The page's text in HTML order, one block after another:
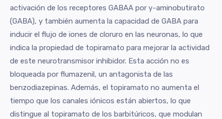
activación de los receptores GABAA por γ-aminobutirato
(GABA), y también aumenta la capacidad de GABA para
inducir el flujo de iones de cloruro en las neuronas, lo que
indica la propiedad de topiramato para mejorar la actividad
de este neurotransmisor inhibidor. Esta acción no es
bloqueada por flumazenil, un antagonista de las
benzodiazepinas. Además, el topiramato no aumenta el
tiempo que los canales iónicos están abiertos, lo que
distingue al topiramato de los barbitúricos, que modulan